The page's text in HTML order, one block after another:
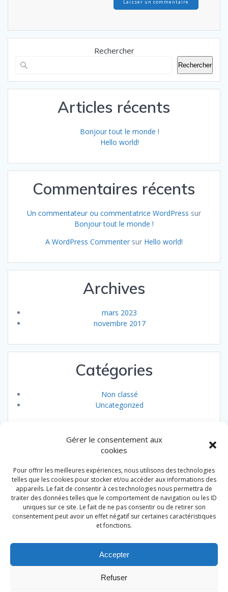
Gérer le consentement aux
cookies
Pour offrir les meilleures expériences, nous utilisons des technologies
telles que les cookies pour stocker et/ou accéder aux informations des
appareils. Le fait de consentir à ces technologies nous permettra de
traiter des données telles que le comportement de navigation ou les ID
uniques sur ce site. Le fait de ne pas consentir ou de retirer son
consentement peut avoir un effet négatif sur certaines caractéristiques
et fonctions.
Accepter
Refuser
Rechercher
Rechercher
Articles récents
Bonjour tout le monde !
Hello world!
Commentaires récents
Un commentateur ou commentatrice WordPress sur
Bonjour tout le monde !
A WordPress Commenter sur Hello world!
Archives
mars 2023
novembre 2017
Catégories
Non classé
Uncategorized
Au Vieux Ciné. Restaurant & Traiteur. Badonviller
Accueil
Traiteur
Nous contacter